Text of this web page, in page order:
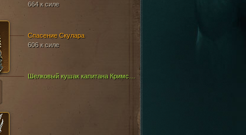
Спасение Скулара
606 к силе
664 к силе